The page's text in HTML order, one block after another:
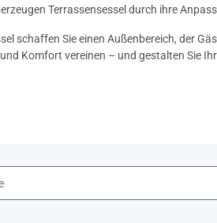
Terrassensessel durch ihre
schaffen Sie einen Außenbereich, der
Komfort vereinen – und gestalten Sie